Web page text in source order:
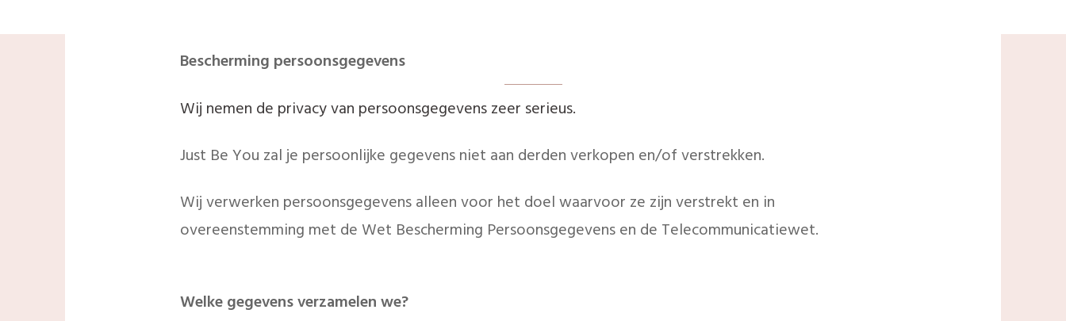
Bescherming persoonsgegevens
Wij nemen de privacy van persoonsgegevens zeer serieus.
Just Be You zal je persoonlijke gegevens niet aan derden verkopen en/of verstrekken.
Wij verwerken persoonsgegevens alleen voor het doel waarvoor ze zijn verstrekt en in
overeenstemming met de Wet Bescherming Persoonsgegevens en de Telecommunicatiewet.
Welke gegevens verzamelen we?